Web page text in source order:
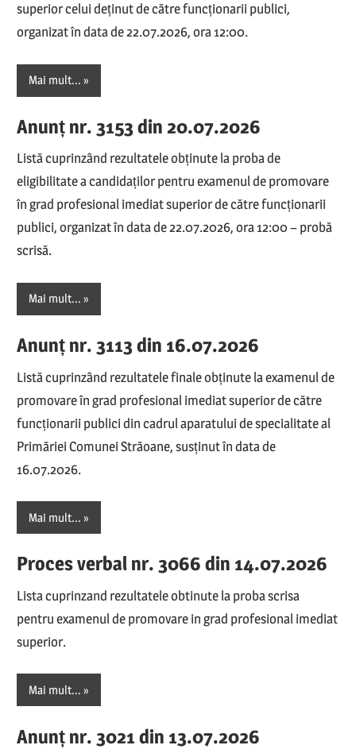
superior celui deținut de către funcționarii publici,
organizat în data de 22.07.2026, ora 12:00.
Mai mult...
Anunț nr. 3153 din 20.07.2026
Listă cuprinzând rezultatele obținute la proba de
eligibilitate a candidaților pentru examenul de promovare
în grad profesional imediat superior de către funcționarii
publici, organizat în data de 22.07.2026, ora 12:00 – probă
scrisă.
Mai mult...
Anunț nr. 3113 din 16.07.2026
Listă cuprinzând rezultatele finale obținute la examenul de
promovare în grad profesional imediat superior de către
funcționarii publici din cadrul aparatului de specialitate al
Primăriei Comunei Străoane, susținut în data de
16.07.2026.
Mai mult...
Proces verbal nr. 3066 din 14.07.2026
Lista cuprinzand rezultatele obtinute la proba scrisa
pentru examenul de promovare in grad profesional imediat
superior.
Mai mult...
Anunț nr. 3021 din 13.07.2026